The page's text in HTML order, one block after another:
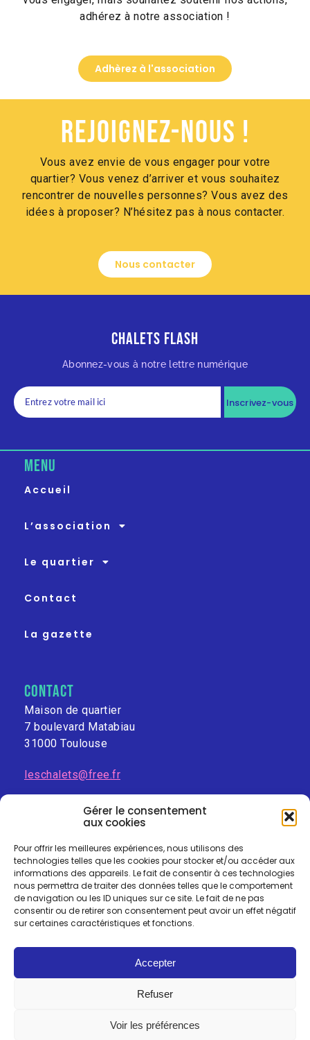
Gérer le consentement
aux cookies
Pour offrir les meilleures expériences, nous utilisons des
technologies telles que les cookies pour stocker et/ou accéder aux
informations des appareils. Le fait de consentir à ces technologies
nous permettra de traiter des données telles que le comportement
de navigation ou les ID uniques sur ce site. Le fait de ne pas
consentir ou de retirer son consentement peut avoir un effet négatif
sur certaines caractéristiques et fonctions.
Accepter
Refuser
Voir les préférences
adhérez à notre association !
Adhèrez à l'association
Rejoignez-nous !
Vous avez envie de vous engager pour votre
quartier? Vous venez d’arriver et vous souhaitez
rencontrer de nouvelles personnes? Vous avez des
idées à proposer? N’hésitez pas à nous contacter.
Nous contacter
Chalets Flash
Abonnez-vous à notre lettre numérique
Inscrivez-vous
MENU
Accueil
L’association
Le quartier
Contact
La gazette
contact
Maison de quartier
7 boulevard Matabiau
31000 Toulouse
leschalets@free.fr
Mentions-légalesIPolitique de confidentialitéI
Politique des cookies